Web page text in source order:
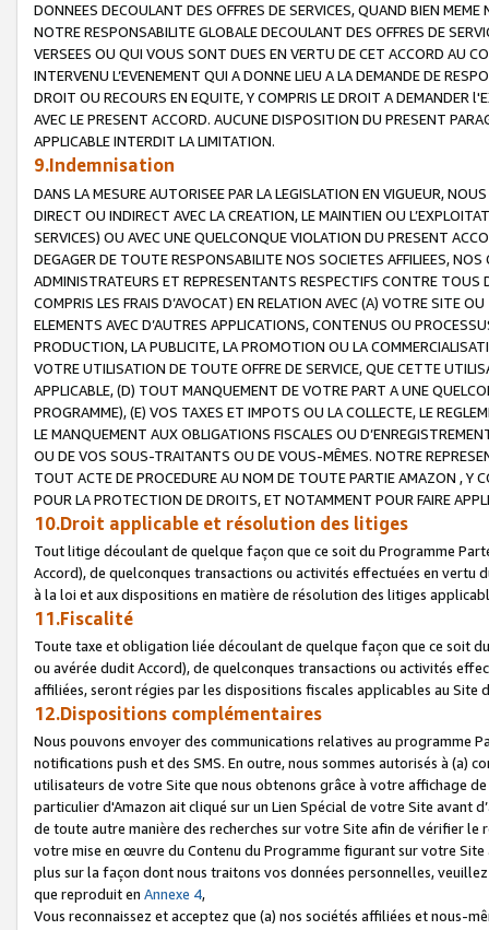
DONNEES DECOULANT DES OFFRES DE SERVICES, QUAND BIEN
NOTRE RESPONSABILITE GLOBALE DECOULANT DES OFFRES DE
VERSEES OU QUI VOUS SONT DUES EN VERTU DE CET ACCORD AU
INTERVENU L’EVENEMENT QUI A DONNE LIEU A LA DEMANDE DE
DROIT OU RECOURS EN EQUITE, Y COMPRIS LE DROIT A DEMANDER
AVEC LE PRESENT ACCORD. AUCUNE DISPOSITION DU PRESENT
APPLICABLE INTERDIT LA LIMITATION.
9.Indemnisation
DANS LA MESURE AUTORISEE PAR LA LEGISLATION EN VIGUEUR,
DIRECT OU INDIRECT AVEC LA CREATION, LE MAINTIEN OU
SERVICES) OU AVEC UNE QUELCONQUE VIOLATION DU PRESENT
DEGAGER DE TOUTE RESPONSABILITE NOS SOCIETES AFFILIEES,
ADMINISTRATEURS ET REPRESENTANTS RESPECTIFS CONTRE
COMPRIS LES FRAIS D’AVOCAT) EN RELATION AVEC (A) VOTRE SITE
ELEMENTS AVEC D’AUTRES APPLICATIONS, CONTENUS OU
PRODUCTION, LA PUBLICITE, LA PROMOTION OU LA
VOTRE UTILISATION DE TOUTE OFFRE DE SERVICE, QUE CETTE
APPLICABLE, (D) TOUT MANQUEMENT DE VOTRE PART A UNE
PROGRAMME), (E) VOS TAXES ET IMPOTS OU LA COLLECTE, LE
LE MANQUEMENT AUX OBLIGATIONS FISCALES OU
OU DE VOS SOUS-TRAITANTS OU DE VOUS-MÊMES. NOTRE
TOUT ACTE DE PROCEDURE AU NOM DE TOUTE PARTIE AMAZON , Y
POUR LA PROTECTION DE DROITS, ET NOTAMMENT POUR FAIRE
10.Droit applicable et résolution des litiges
Tout litige découlant de quelque façon que ce soit du Programme
Accord), de quelconques transactions ou activités effectuées en vertu
à la loi et aux dispositions en matière de résolution des litiges
11.Fiscalité
Toute taxe et obligation liée découlant de quelque façon que ce soit
ou avérée dudit Accord), de quelconques transactions ou activités
affiliées, seront régies par les dispositions fiscales applicables au Site
12.Dispositions complémentaires
Nous pouvons envoyer des communications relatives au programme
notifications push et des SMS. En outre, nous sommes autorisés à
utilisateurs de votre Site que nous obtenons grâce à votre affichage
particulier d'Amazon ait cliqué sur un Lien Spécial de votre Site avant
de toute autre manière des recherches sur votre Site afin de vérifier
votre mise en œuvre du Contenu du Programme figurant sur votre
plus sur la façon dont nous traitons vos données personnelles,
que reproduit en Annexe 4,
Vous reconnaissez et acceptez que (a) nos sociétés affiliées et nous-